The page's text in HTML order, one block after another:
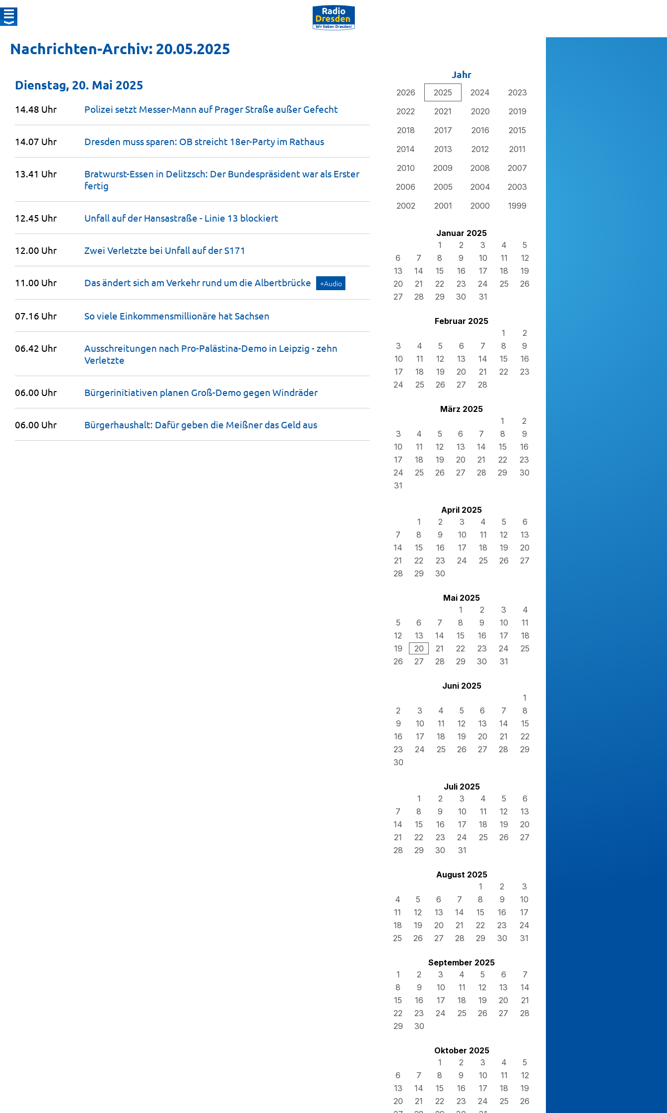
Nachrichten-Archiv: 20.05.2025
Jahr
2026 2025 2024
2023
2022
2021 2020
2019
2018
2017 2016
2015
2014
2013 2012
2011
2010
2009 2008
2007
2006
2005 2004
2003
2002
2001 2000 1999
Januar 2025
1
2 3 4
5
6
7 8 9 10 11
12
13
14 15 16 17 18
19
20
21 22 23 24 25
26
27
28 29 30 31
Februar 2025
1
2
3
4 5 6 7 8
9
10
11 12 13 14 15
16
17
18 19 20 21 22
23
24
25 26 27 28
März 2025
1
2
3
4 5 6 7 8
9
10
11 12 13 14 15
16
17
18 19 20 21 22
23
24
25 26 27 28 29
30
31
April 2025
1
2 3 4 5
6
7
8 9 10 11 12
13
14
15 16 17 18 19
20
21
22 23 24 25 26
27
28
29 30
Mai 2025
1
2 3
4
5
6 7 8 9 10
11
12
13 14 15 16 17
18
19
20 21 22 23 24
25
26
27 28 29 30 31
Juni 2025
1
2
3 4 5 6 7
8
9
10 11 12 13 14
15
16
17 18 19 20 21
22
23
24 25 26 27 28
29
30
Juli 2025
1
2 3 4 5
6
7
8 9 10 11 12
13
14
15 16 17 18 19
20
21
22 23 24 25 26
27
28
29 30 31
August 2025
1
2
3
4
5 6 7 8 9
10
11
12 13 14 15 16
17
18
19 20 21 22 23
24
25
26 27 28 29 30 31
September 2025
1
2 3 4 5 6
7
8
9 10 11 12 13
14
15
16 17 18 19 20
21
22
23 24 25 26 27
28
29
30
Oktober 2025
1
2 3 4
5
6
7 8 9 10 11
12
13
14 15 16 17 18
19
20
21 22 23 24 25
26
Dienstag, 20. Mai 2025
14.48 Uhr Polizei setzt Messer-Mann auf Prager Straße außer Gefecht
14.07 Uhr Dresden muss sparen: OB streicht 18er-Party im Rathaus
13.41 Uhr
Bratwurst-Essen in Delitzsch: Der Bundespräsident war als Erster
fertig
12.45 Uhr Unfall auf der Hansastraße - Linie 13 blockiert
12.00 Uhr Zwei Verletzte bei Unfall auf derS171
11.00 Uhr Das ändert sich am Verkehr rund um die Albertbrücke +Audio
07.16 Uhr So viele Einkommensmillionäre hatSachsen
06.42 Uhr
Ausschreitungen nach Pro-Palästina-Demo in Leipzig - zehn
Verletzte
06.00 Uhr Bürgerinitiativen planen Groß-Demo gegen Windräder
06.00 Uhr Bürgerhaushalt: Dafür geben die Meißner das Geld aus